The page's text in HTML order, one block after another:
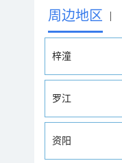
周边地区 |
梓潼
罗江
资阳